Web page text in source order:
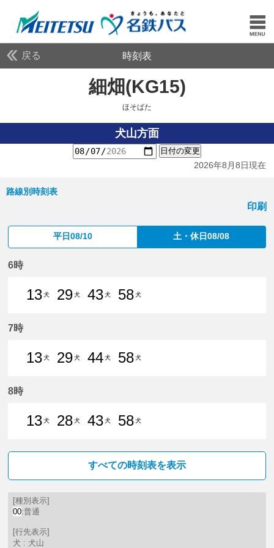
戻る 時刻表
細畑(KG15)
ほそばた
犬山方面
日付の変更
2026年8月8日現在
路線別時刻表
印刷
平日08/10 土・休日08/08
6時
13犬
29犬
43犬
58犬
7時
13犬
29犬
44犬
58犬
8時
13犬
28犬
43犬
58犬
すべての時刻表を表示
[種別表示]
00:普通
[行先表示]
犬 : 犬山